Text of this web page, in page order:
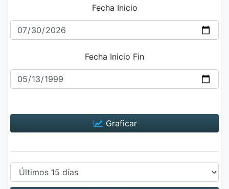
Fecha Inicio
Fecha Inicio Fin
Graficar